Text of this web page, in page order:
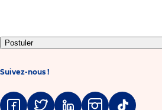
Postuler
Suivez-nous !